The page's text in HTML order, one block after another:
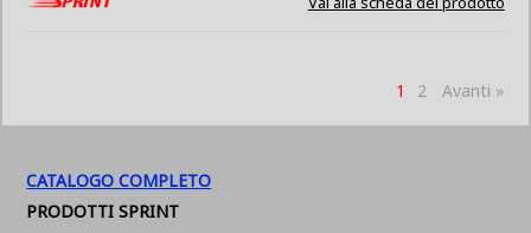
1 2 Avanti »
CATALOGO COMPLETO
PRODOTTI SPRINT